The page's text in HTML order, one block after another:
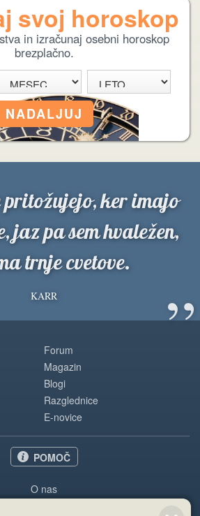
svoj horoskop
in izračunaj osebni horoskop
brezplačno.
pritožujejo, ker imajo
jaz pa sem hvaležen,
trnje cvetove.
KARR ”
Forum
Magazin
Blogi
Razglednice
E-novice
POMOČ
O nas